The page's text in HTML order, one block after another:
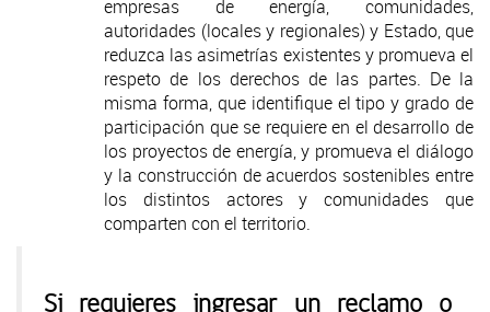
empresas de energía, comunidades,
autoridades (locales y regionales) y Estado, que
reduzca las asimetrías existentes y promueva el
respeto de los derechos de las partes. De la
misma forma, que identifique el tipo y grado de
participación que se requiere en el desarrollo de
los proyectos de energía, y promueva el diálogo
y la construcción de acuerdos sostenibles entre
los distintos actores y comunidades que
comparten con el territorio.